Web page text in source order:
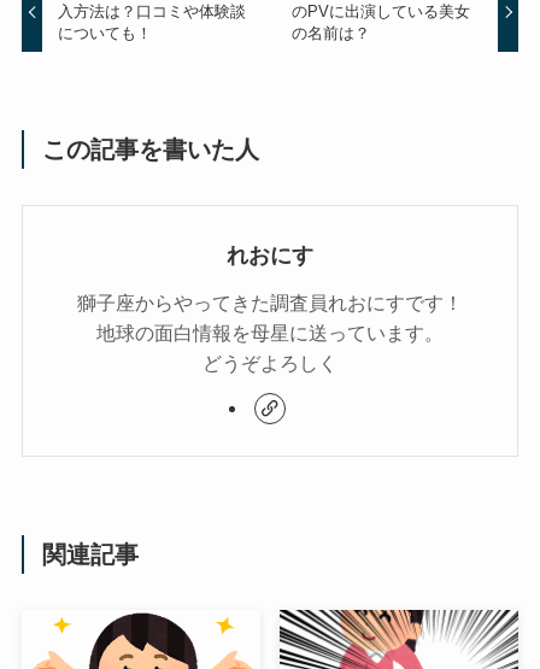
入方法は？口コミや体験談
についても！
のPVに出演している美女
の名前は？
この記事を書いた人
れおにす
獅子座からやってきた調査員れおにすです！
地球の面白情報を母星に送っています。
どうぞよろしく
関連記事